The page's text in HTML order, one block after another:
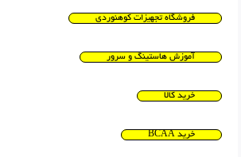
فروشگاه تجهیزات کوهنوردی
آموزش هاستینگ و سرور
خرید کالا
خرید BCAA